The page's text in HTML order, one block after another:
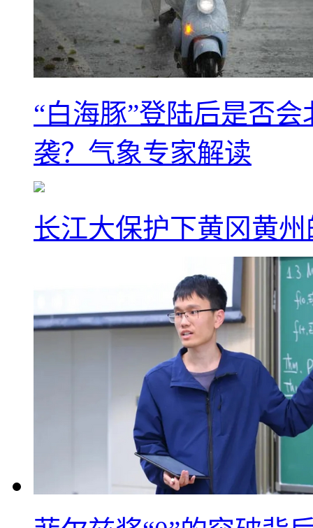
“白海豚”登陆后是否
袭？气象专家解读
长江大保护下黄冈黄